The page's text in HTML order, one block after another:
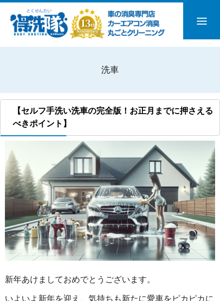
洗車
【セルフ手洗い洗車の完全版！お正月までに押さえる
べきポイント】
新年あけましておめでとうございます。
いよいよ新年を迎え、気持ちも新たに愛車をピカピカに